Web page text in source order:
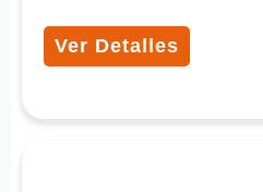
Ver Detalles